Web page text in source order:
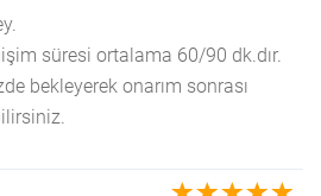
süresi ortalama 60/90 dk.dır.
bekleyerek onarım sonrası